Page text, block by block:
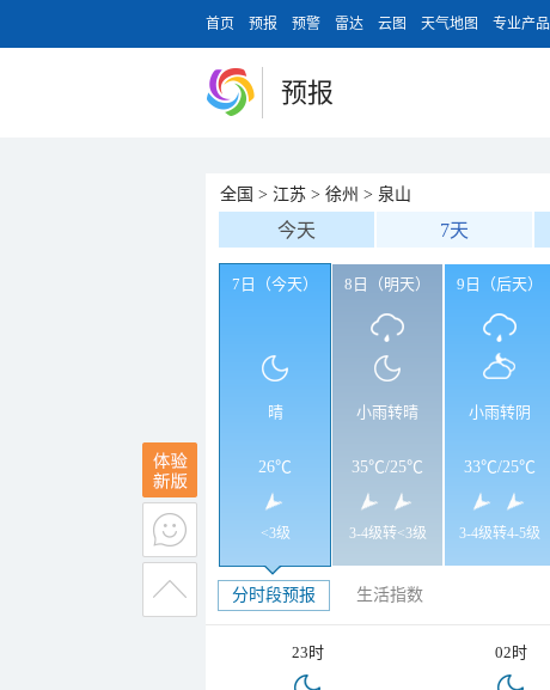
首页 预报 预警 雷达 云图 天气地图 专业产品
预报
全国 > 江苏 > 徐州 > 泉山
今天 7天
7日（今天）
晴
26℃
<3级
8日（明天）
小雨转晴
35℃/25℃
3-4级转<3级
9日（后天）
小雨转阴
33℃/25℃
3-4级转4-5级
分时段预报 生活指数
23时 02时